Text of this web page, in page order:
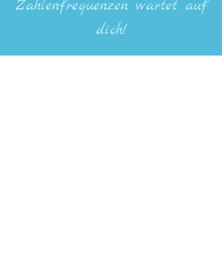
Zahlenfrequenzen wartet auf
dich!